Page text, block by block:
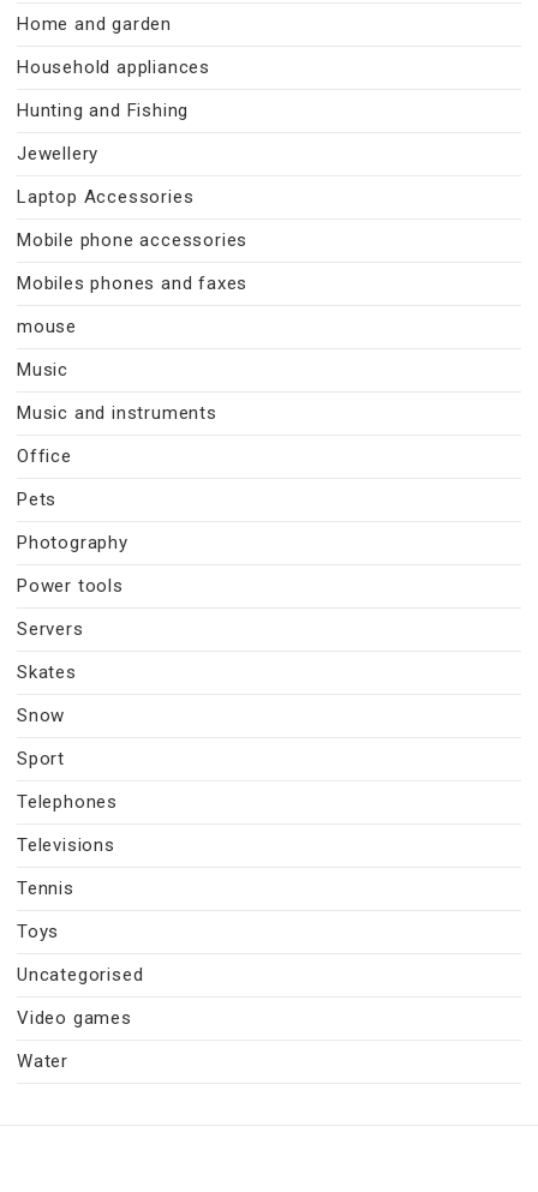
Home and garden
Household appliances
Hunting and Fishing
Jewellery
Laptop Accessories
Mobile phone accessories
Mobiles phones and faxes
mouse
Music
Music and instruments
Office
Pets
Photography
Power tools
Servers
Skates
Snow
Sport
Telephones
Televisions
Tennis
Toys
Uncategorised
Video games
Water